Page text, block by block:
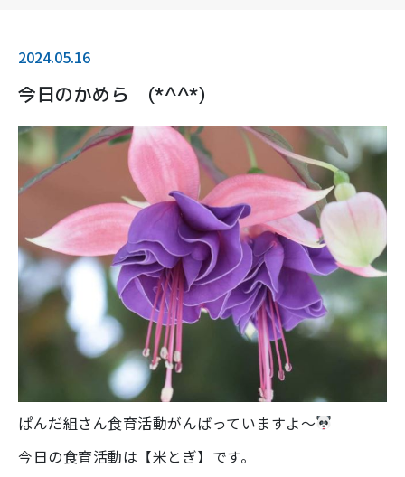
2024.05.16
今日のかめら (*^^*)
ぱんだ組さん食育活動がんばっていますよ～
今日の食育活動は【米とぎ】です。